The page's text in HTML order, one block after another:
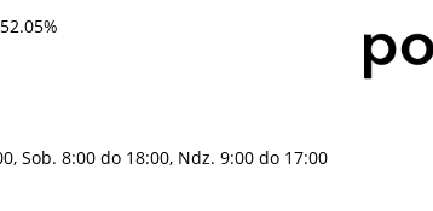
Sob. 8:00 do 18:00, Ndz. 9:00 do 17:00